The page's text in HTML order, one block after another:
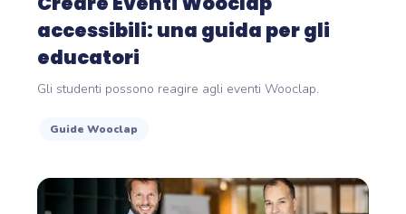
accessibili: una guida per gli
educatori
Gli studenti possono reagire agli eventi Wooclap.
Guide Wooclap